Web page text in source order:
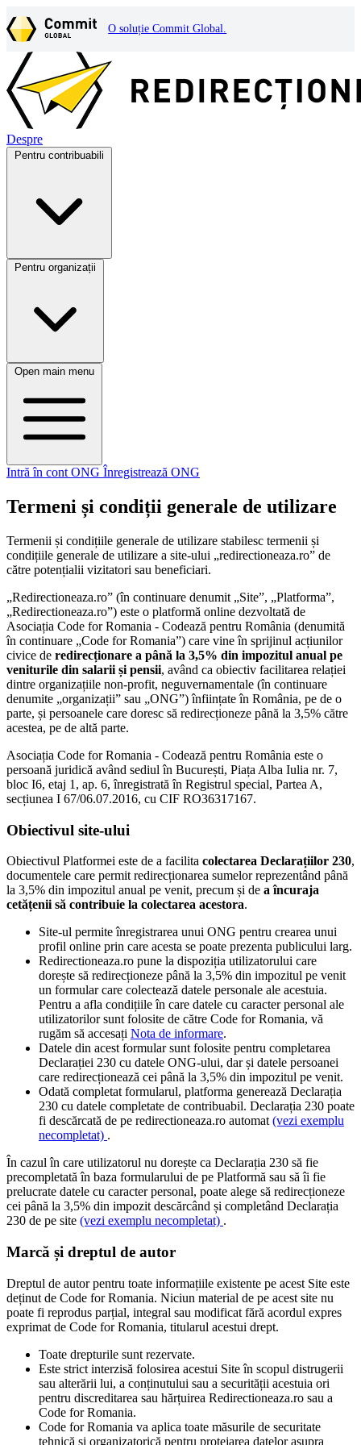
O soluție Commit Global.
Despre
Pentru contribuabili
Pentru organizații
Open main menu
Intră în cont ONG Înregistrează ONG
Termeni și condiții generale de utilizare
Termenii și condițiile generale de utilizare stabilesc termenii și
condițiile generale de utilizare a site-ului „redirectioneaza.ro” de
către potențialii vizitatori sau beneficiari.
„Redirectioneaza.ro” (în continuare denumit „Site”, „Platforma”,
„Redirectioneaza.ro”) este o platformă online dezvoltată de
Asociația Code for Romania - Codează pentru România (denumită
în continuare „Code for Romania”) care vine în sprijinul acțiunilor
civice de redirecționare a până la 3,5% din impozitul anual pe
veniturile din salarii și pensii, având ca obiectiv facilitarea relației
dintre organizațiile non-profit, neguvernamentale (în continuare
denumite „organizații” sau „ONG”) înființate în România, pe de o
parte, și persoanele care doresc să redirecționeze până la 3,5% către
acestea, pe de altă parte.
Asociația Code for Romania - Codează pentru România este o
persoană juridică având sediul în București, Piața Alba Iulia nr. 7,
bloc I6, etaj 1, ap. 6, înregistrată în Registrul special, Partea A,
secțiunea I 67/06.07.2016, cu CIF RO36317167.
Obiectivul site-ului
Obiectivul Platformei este de a facilita colectarea Declarațiilor 230,
documentele care permit redirecționarea sumelor reprezentând până
la 3,5% din impozitul anual pe venit, precum și de a încuraja
cetățenii să contribuie la colectarea acestora.
Site-ul permite înregistrarea unui ONG pentru crearea unui
profil online prin care acesta se poate prezenta publicului larg.
Redirectioneaza.ro pune la dispoziția utilizatorului care
dorește să redirecționeze până la 3,5% din impozitul pe venit
un formular care colectează datele personale ale acestuia.
Pentru a afla condițiile în care datele cu caracter personal ale
utilizatorilor sunt folosite de către Code for Romania, vă
rugăm să accesați Nota de informare.
Datele din acest formular sunt folosite pentru completarea
Declarației 230 cu datele ONG-ului, dar și datele persoanei
care redirecționează cei până la 3,5% din impozitul pe venit.
Odată completat formularul, platforma generează Declarația
230 cu datele completate de contribuabil. Declarația 230 poate
fi descărcată de pe redirectioneaza.ro automat (vezi exemplu
necompletat) .
În cazul în care utilizatorul nu dorește ca Declarația 230 să fie
precompletată în baza formularului de pe Platformă sau să îi fie
prelucrate datele cu caracter personal, poate alege să redirecționeze
cei până la 3,5% din impozit descărcând și completând Declarația
230 de pe site (vezi exemplu necompletat) .
Marcă și dreptul de autor
Dreptul de autor pentru toate informațiile existente pe acest Site este
deținut de Code for Romania. Niciun material de pe acest site nu
poate fi reprodus parțial, integral sau modificat fără acordul expres
exprimat de Code for Romania, titularul acestui drept.
Toate drepturile sunt rezervate.
Este strict interzisă folosirea acestui Site în scopul distrugerii
sau alterării lui, a conținutului sau a securității acestuia ori
pentru discreditarea sau hărțuirea Redirectioneaza.ro sau a
Code for Romania.
Code for Romania va aplica toate măsurile de securitate
tehnică și organizatorică pentru protejarea datelor asupra